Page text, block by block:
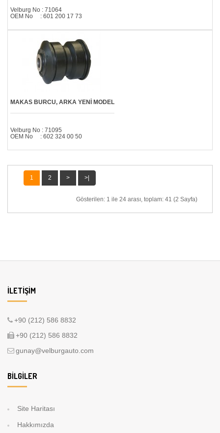
Velburg No : 71064
OEM No : 601 200 17 73
MAKAS BURCU, ARKA YENİ MODEL
Velburg No : 71095
OEM No : 602 324 00 50
1 2 > >|
Gösterilen: 1 ile 24 arası, toplam: 41 (2 Sayfa)
İLETIŞIM
+90 (212) 586 8832
+90 (212) 586 8832
gunay@velburgauto.com
BILGILER
Site Haritası
Hakkımızda